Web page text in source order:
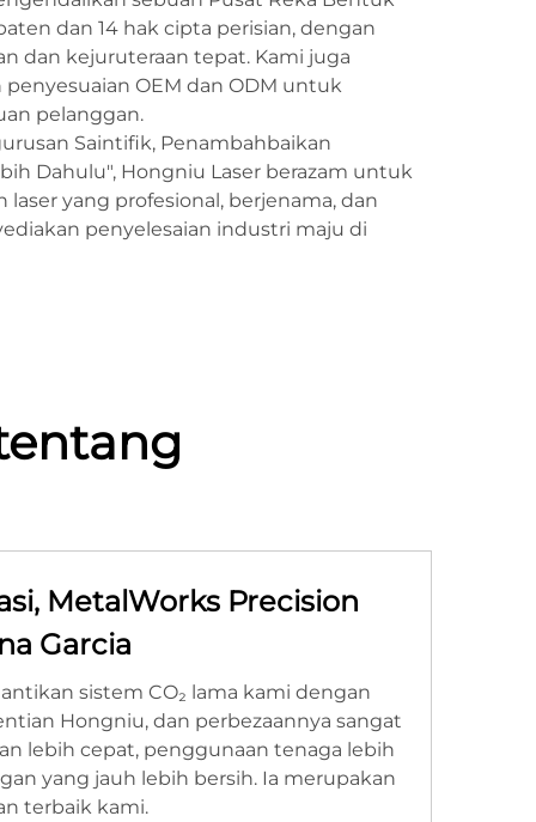
dan 14 hak cipta perisian, dengan
dan kejuruteraan tepat. Kami juga
OEM dan ODM untuk
pelanggan.
Saintifik, Penambahbaikan
Dahulu", Hongniu Laser berazam untuk
yang profesional, berjenama, dan
penyelesaian industri maju di
MetalWorks Precision
Garcia
sistem CO₂ lama kami dengan
Hongniu, dan perbezaannya sangat
lebih cepat, penggunaan tenaga lebih
yang jauh lebih bersih. Ia merupakan
terbaik kami.